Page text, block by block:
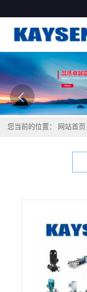
您当前的位置： 网站首页